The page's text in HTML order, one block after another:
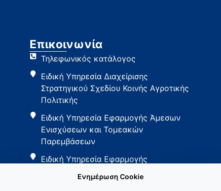
Επικοινωνία
Τηλεφωνικός κατάλογος
Ειδική Υπηρεσία Διαχείρισης
Στρατηγικού Σχεδίου Κοινής Αγροτικής
Πολιτικής
Ειδική Υπηρεσία Εφαρμογής Άμεσων
Ενισχύσεων και Τομεακών
Παρεμβάσεων
Ειδική Υπηρεσία Εφαρμογής
Ενημέρωση Cookie